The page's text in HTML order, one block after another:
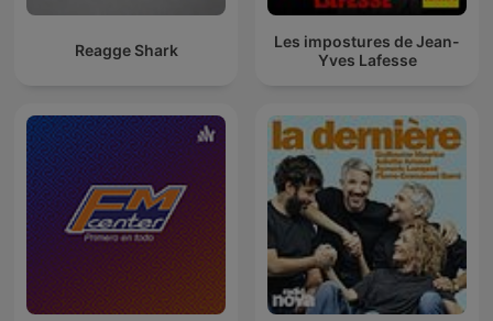
Reagge Shark
Les impostures de Jean-
Yves Lafesse